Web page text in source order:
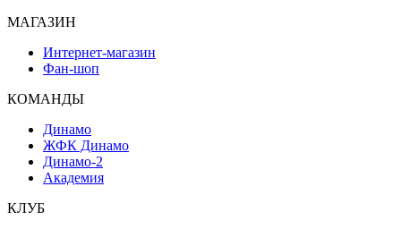
МАГАЗИН
Интернет-магазин
Фан-шоп
КОМАНДЫ
Динамо
ЖФК Динамо
Динамо-2
Академия
КЛУБ